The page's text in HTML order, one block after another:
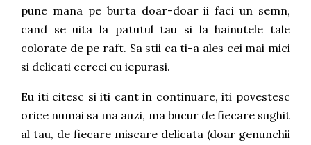
pune mana pe burta doar-doar ii faci un semn,
cand se uita la patutul tau si la hainutele tale
colorate de pe raft. Sa stii ca ti-a ales cei mai mici
si delicati cercei cu iepurasi.
Eu iti citesc si iti cant in continuare, iti povestesc
orice numai sa ma auzi, ma bucur de fiecare sughit
al tau, de fiecare miscare delicata (doar genunchii